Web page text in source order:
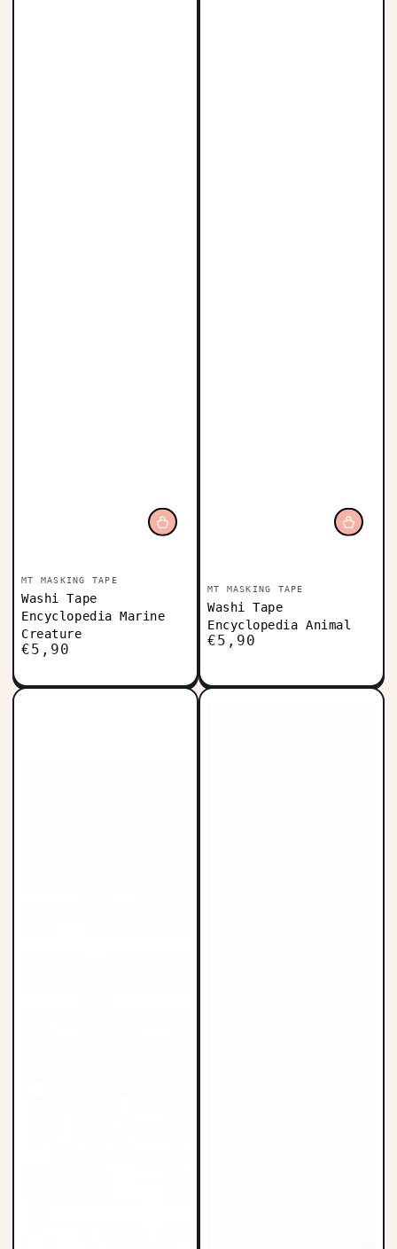
Vendedor:
MT MASKING TAPE
Washi Tape
Encyclopedia Marine
Creature
Precio
€5,90
Vendedor:
MT MASKING TAPE
Washi Tape
Encyclopedia Animal
Precio
€5,90